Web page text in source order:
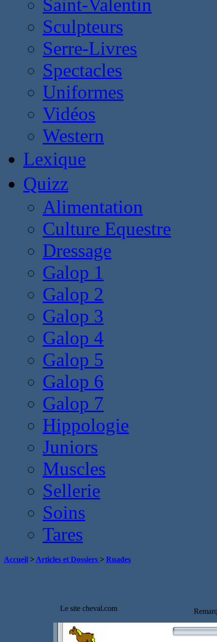
Saint-Valentin
Sculpteurs
Serre-Livres
Spectacles
Uniformes
Vidéos
Western
Lexique
Quizz
Alimentation
Culture Equestre
Dressage
Galop 1
Galop 2
Galop 3
Galop 4
Galop 5
Galop 6
Galop 7
Hippologie
Juniors
Muscles
Sellerie
Soins
Tares
Accueil > Articles et Dossiers > Ruades
Le site cheval.com